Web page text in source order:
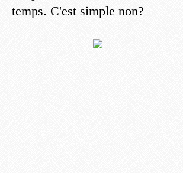
temps. C'est simple non?